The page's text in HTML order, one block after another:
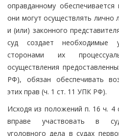
оправданному
они могут осуществлять
и (или) законного
суд создает необходимые
сторонами их
осуществления
РФ), обязан обеспечивать
этих прав (ч. 1 ст. 11 УПК РФ).
Исходя из положений п. 16 ч.
вправе участвовать в
уголовного дела в судах